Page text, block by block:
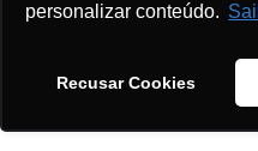
personalizar conteúdo.
Recusar Cookies
Este site usa cookies para melhorar
continuar a usar este site, você
Privacidade